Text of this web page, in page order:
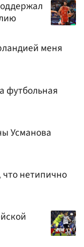
меня
футбольная
Усманова
нетипично